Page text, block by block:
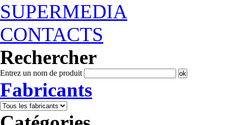
SUPERMEDIA
CONTACTS
Rechercher
Entrez un nom de produit
Fabricants